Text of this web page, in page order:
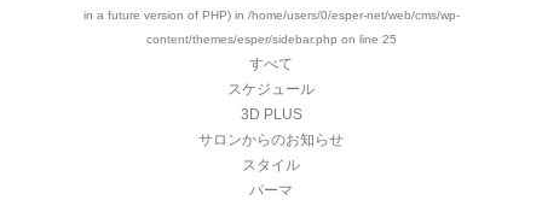
in a future version of PHP) in /home/users/0/esper-net/web/cms/wp-
content/themes/esper/sidebar.php on line 25
すべて
スケジュール
3D PLUS
サロンからのお知らせ
スタイル
パーマ